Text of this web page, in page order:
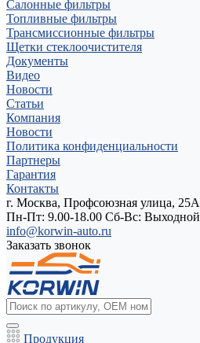
Салонные фильтры
Топливные фильтры
Трансмиссионные фильтры
Щетки стеклоочистителя
Документы
Видео
Новости
Статьи
Компания
Новости
Политика конфиденциальности
Партнеры
Гарантия
Контакты
г. Москва, Профсоюзная улица, 25А
Пн-Пт: 9.00-18.00 Cб-Вс: Выходной
info@korwin-auto.ru
Заказать звонок
Продукция